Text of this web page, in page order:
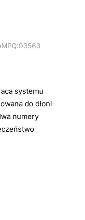
systemu
do dłoni
numery